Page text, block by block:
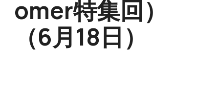
omer特集回）⁨⁩
（6月18日）